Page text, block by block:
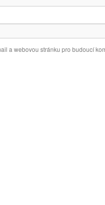
a webovou stránku pro budoucí